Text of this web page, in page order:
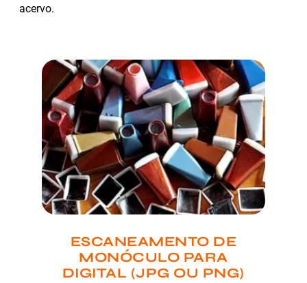
acervo.
ESCANEAMENTO DE
MONÓCULO PARA
DIGITAL (JPG OU PNG)